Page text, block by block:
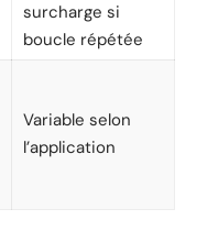
surcharge si
boucle répétée
Variable selon
l’application